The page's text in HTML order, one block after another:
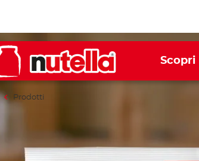
Scopri
Prodotti